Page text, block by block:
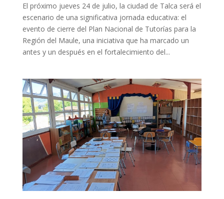
El próximo jueves 24 de julio, la ciudad de Talca será el
escenario de una significativa jornada educativa: el
evento de cierre del Plan Nacional de Tutorías para la
Región del Maule, una iniciativa que ha marcado un
antes y un después en el fortalecimiento del...